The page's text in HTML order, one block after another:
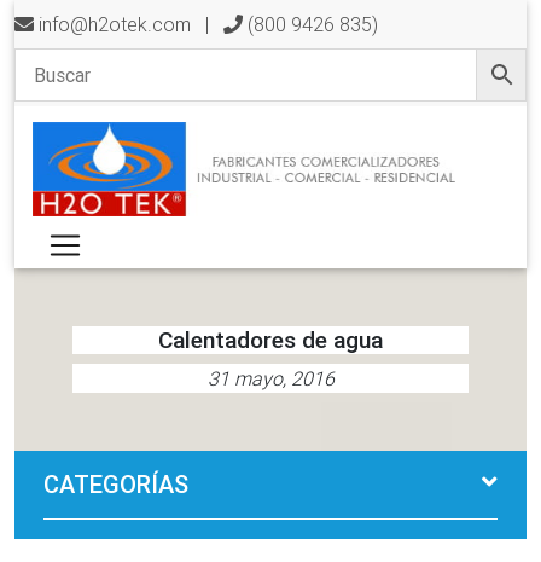
info@h2otek.com | (800 9426 835)
Calentadores de agua
31 mayo, 2016
CATEGORÍAS